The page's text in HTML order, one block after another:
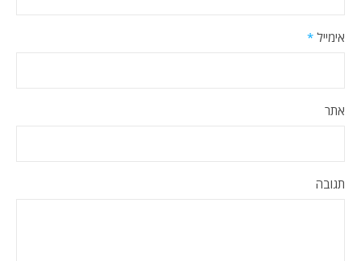
אימייל *
אתר
תגובה